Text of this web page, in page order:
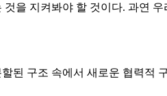
을 지켜봐야 할 것이다. 과연
된 구조 속에서 새로운 협력적